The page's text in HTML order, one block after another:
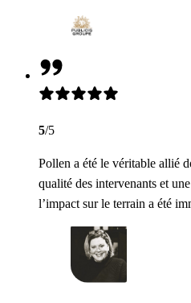
5/5
Pollen a été le véritable allié
qualité des intervenants et
l’impact sur le terrain a été